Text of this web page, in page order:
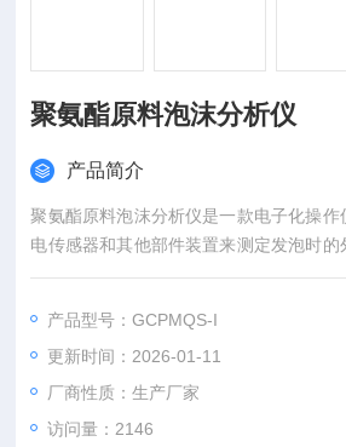
聚氨酯原料泡沫分析仪
产品简介
聚氨酯原料泡沫分析仪是一款电子化操
电传感器和其他部件装置来测定发泡时的
度变化，发泡压力变化和极化变化。
产品型号：GCPMQS-I
更新时间：2026-01-11
厂商性质：生产厂家
访问量：2146